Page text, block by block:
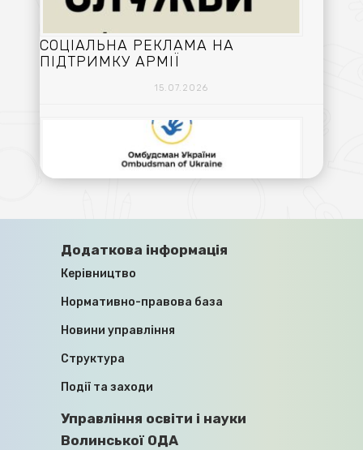
СОЦІАЛЬНА РЕКЛАМА НА
ПІДТРИМКУ АРМІЇ
15.07.2026
ПРАВА ЦИВІЛЬНИХ ОСІБ,
ПОЗБАВЛЕНИХ ОСОБИСТОЇ СВОБОДИ
ВНАСЛІДОК ЗБРОЙНОЇ АГРЕСІЇ
ПРОТИ УКРАЇНИ, ЗНИКЛИХ
ОБСТАВИН, ТА ЧЛЕНІВ ЇХНІХ СІМЕЙ
Додаткова інформація
Керівництво
Нормативно-правова база
Новини управління
Структура
Події та заходи
Управління освіти і науки
Волинської ОДА